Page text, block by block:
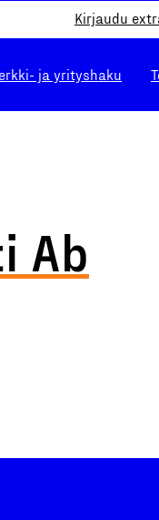
Kirjaudu
ja yrityshaku
Ab